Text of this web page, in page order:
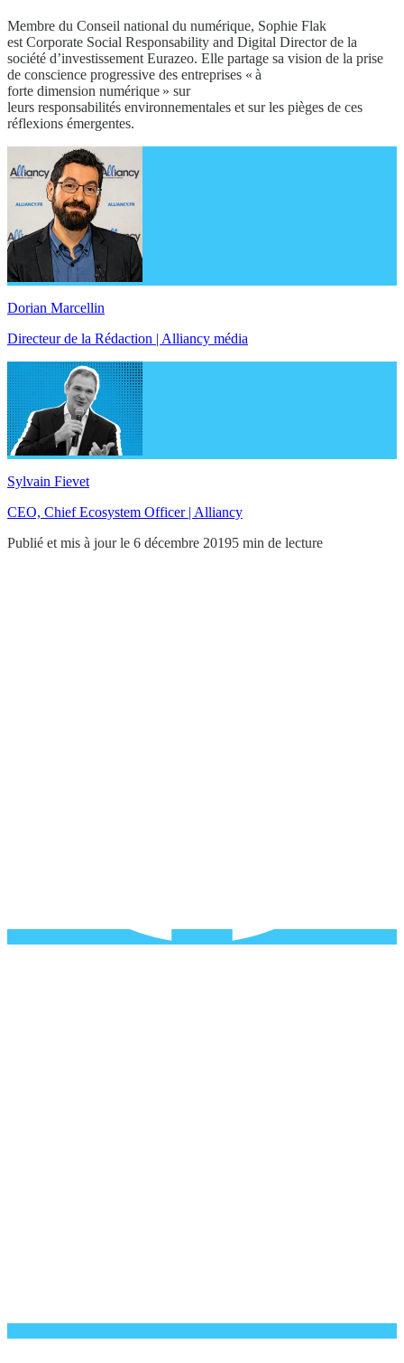
Membre du Conseil national du numérique, Sophie Flak
est Corporate Social Responsability and Digital Director de la
société d’investissement Eurazeo. Elle partage sa vision de la prise
de conscience progressive des entreprises « à
forte dimension numérique » sur
leurs responsabilités environnementales et sur les pièges de ces
réflexions émergentes.
Dorian Marcellin
Directeur de la Rédaction | Alliancy média
Sylvain Fievet
CEO, Chief Ecosystem Officer | Alliancy
Publié et mis à jour le 6 décembre 20195 min de lecture